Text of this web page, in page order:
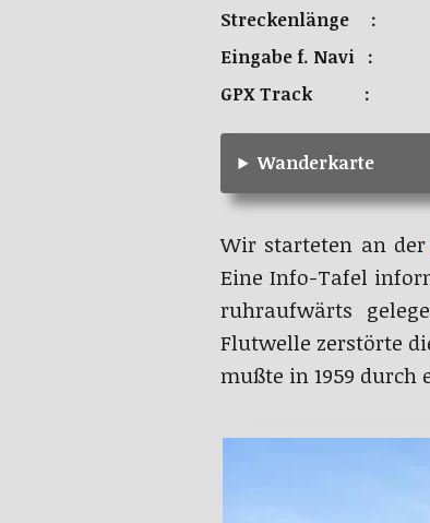
Streckenlänge :
Eingabe f. Navi :
GPX Track :
Wanderkarte
Wir starteten an der
Eine Info-Tafel
ruhraufwärts
Flutwelle zerstörte
mußte in 1959